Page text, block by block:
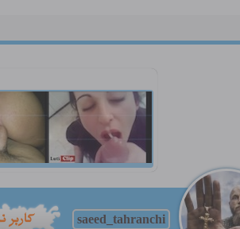
saeed_tahranchi